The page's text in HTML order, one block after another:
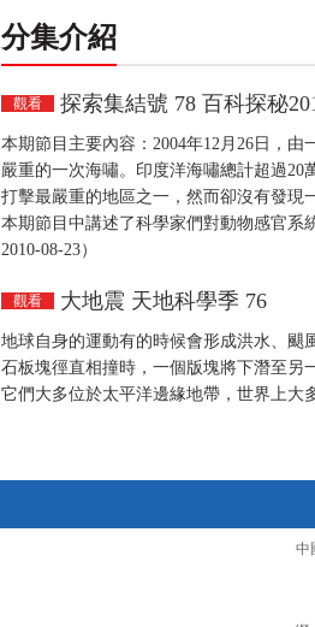
分集介紹
觀看 探索集結號 78 百科探秘
本期節目主要內容：2004年12月26日，
嚴重的一次海嘯。印度洋海嘯總計超過
打擊最嚴重的地區之一，然而卻沒有發現
本期節目中講述了科學家們對動物感官系
2010-08-23）
觀看 大地震 天地科學季 76
地球自身的運動有的時候會形成洪水、颶
石板塊徑直相撞時，一個版塊將下潛至另
它們大多位於太平洋邊緣地帶，世界上大
中